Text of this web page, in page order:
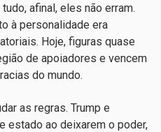
afinal, eles não erram.
à personalidade era
Hoje, figuras quase
de apoiadores e vencem
do mundo.
as regras. Trump e
estado ao deixarem o poder,